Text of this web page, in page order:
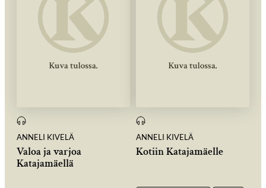
ANNELI KIVELÄ
Valoa ja varjoa
Katajamäellä
ANNELI KIVELÄ
Kotiin Katajamäelle